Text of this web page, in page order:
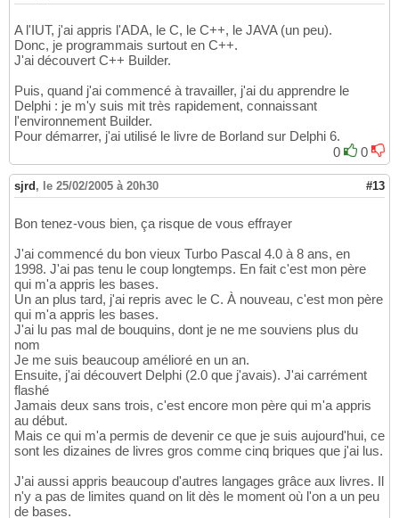
A l'IUT, j'ai appris l'ADA, le C, le C++, le JAVA (un peu).
Donc, je programmais surtout en C++.
J'ai découvert C++ Builder.
Puis, quand j'ai commencé à travailler, j'ai du apprendre le
Delphi : je m'y suis mit très rapidement, connaissant
l'environnement Builder.
Pour démarrer, j'ai utilisé le livre de Borland sur Delphi 6.
0
0
sjrd, le 25/02/2005 à 20h30 #13
Bon tenez-vous bien, ça risque de vous effrayer
J'ai commencé du bon vieux Turbo Pascal 4.0 à 8 ans, en
1998. J'ai pas tenu le coup longtemps. En fait c'est mon père
qui m'a appris les bases.
Un an plus tard, j'ai repris avec le C. À nouveau, c'est mon père
qui m'a appris les bases.
J'ai lu pas mal de bouquins, dont je ne me souviens plus du
nom
Je me suis beaucoup amélioré en un an.
Ensuite, j'ai découvert Delphi (2.0 que j'avais). J'ai carrément
flashé
Jamais deux sans trois, c'est encore mon père qui m'a appris
au début.
Mais ce qui m'a permis de devenir ce que je suis aujourd'hui, ce
sont les dizaines de livres gros comme cinq briques que j'ai lus.
J'ai aussi appris beaucoup d'autres langages grâce aux livres. Il
n'y a pas de limites quand on lit dès le moment où l'on a un peu
de bases.